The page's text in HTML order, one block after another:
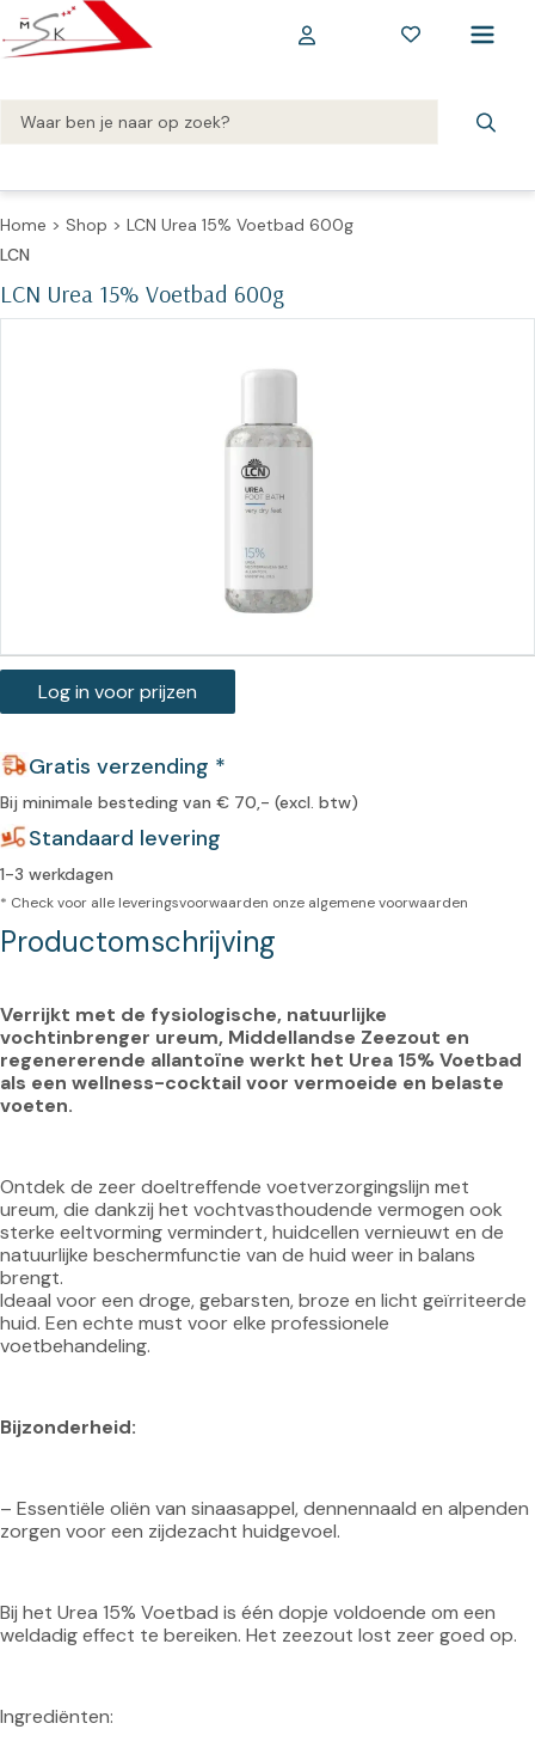
Home > Shop > LCN Urea 15% Voetbad 600g
LCN Urea 15% Voetbad 600g
LCN
Log in voor prijzen
Gratis verzending *
Bij minimale besteding van € 70,- (excl. btw)
Standaard levering
1-3 werkdagen
* Check voor alle leveringsvoorwaarden onze algemene voorwaarden
Productomschrijving
Verrijkt met de fysiologische, natuurlijke
vochtinbrenger ureum, Middellandse Zeezout en
regenererende allantoïne werkt het Urea 15% Voetbad
als een wellness-cocktail voor vermoeide en belaste
voeten.
Ontdek de zeer doeltreffende voetverzorgingslijn met
ureum, die dankzij het vochtvasthoudende vermogen ook
sterke eeltvorming vermindert, huidcellen vernieuwt en de
natuurlijke beschermfunctie van de huid weer in balans
brengt.
Ideaal voor een droge, gebarsten, broze en licht geïrriteerde
huid. Een echte must voor elke professionele
voetbehandeling.
Bijzonderheid:
– Essentiële oliën van sinaasappel, dennennaald en alpenden
zorgen voor een zijdezacht huidgevoel.
Bij het Urea 15% Voetbad is één dopje voldoende om een
weldadig effect te bereiken. Het zeezout lost zeer goed op.
Ingrediënten: